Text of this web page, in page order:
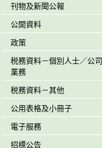
刊物及新聞公報
公開資料
政策
税務資料－個別人士／公司
業務
税務資料－其他
公用表格及小冊子
電子服務
招標公告